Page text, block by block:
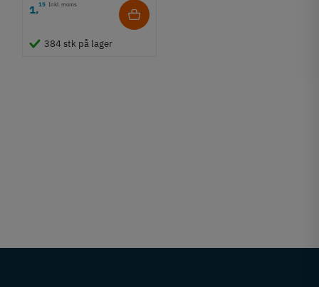
1,15 Inkl. moms
384 stk på lager